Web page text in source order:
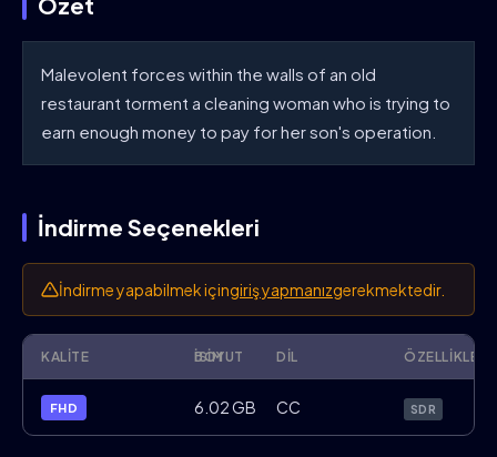
Malevolent forces within the walls of an old
restaurant torment a cleaning woman who is trying to
earn enough money to pay for her son's operation.
İndirme Seçenekleri
İndirme yapabilmek içingiriş yapmanızgerekmektedir.
KALITE İSIM
BOYUT DIL ÖZELLIKLER
FHD 6.02 GB CC SDR